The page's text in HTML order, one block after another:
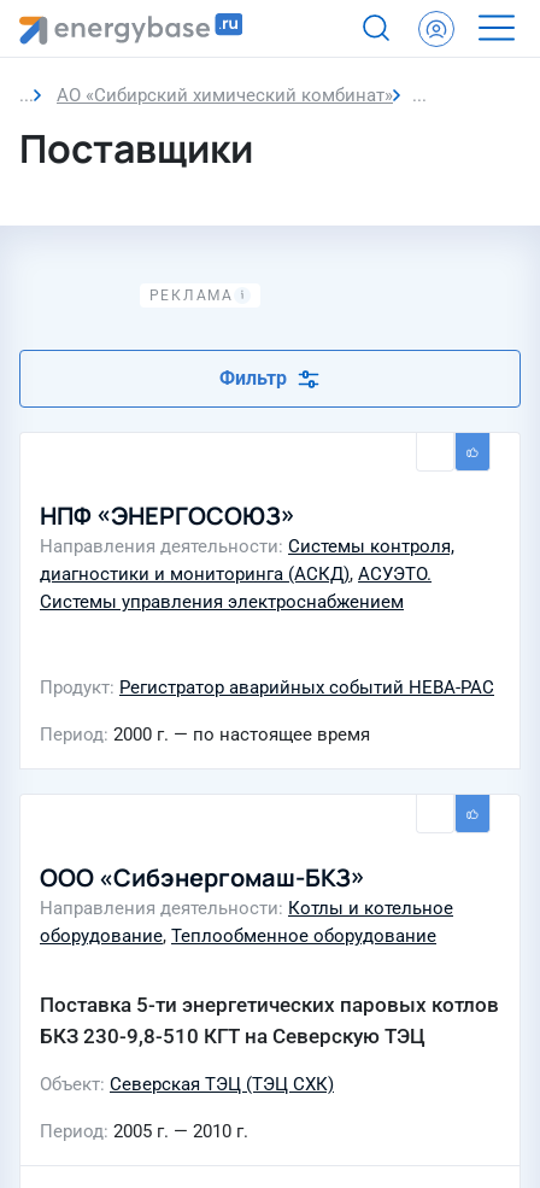
АО «Сибирский химический комбинат» Поставщики
Поставщики
Фильтр
НПФ «ЭНЕРГОСОЮЗ»
Направления деятельности Системы контроля,
диагностики и мониторинга (АСКД), АСУЭТО.
Системы управления электроснабжением
Продукт Регистратор аварийных событий НЕВА-РАС
Период 2000 г. — по настоящее время
ООО «Сибэнергомаш-БКЗ»
Направления деятельности Котлы и котельное
оборудование, Теплообменное оборудование
Поставка 5-ти энергетических паровых котлов
БКЗ 230-9,8-510 КГТ на Северскую ТЭЦ
Объект Северская ТЭЦ (ТЭЦ СХК)
Период 2005 г. — 2010 г.